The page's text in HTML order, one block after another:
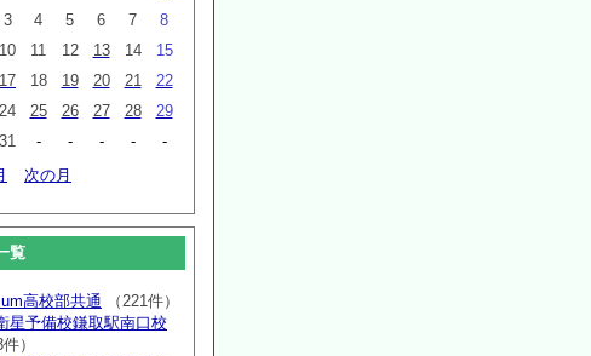
3 4 5 6 7
8
10 11 12 13 14
15
17 18 19 20 21
22
24 25 26 27 28
29
31 - - - -
-
次の月
覧
高校部共通 （221件）
星予備校鎌取駅南口校
）